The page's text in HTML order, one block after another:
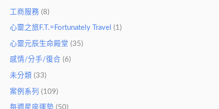
工商服務 (8)
心靈之旅F.T.=Fortunately Travel (1)
心靈元辰生命殿堂 (35)
感情/分手/復合 (6)
未分類 (33)
案例系列 (109)
每週星座運勢 (50)